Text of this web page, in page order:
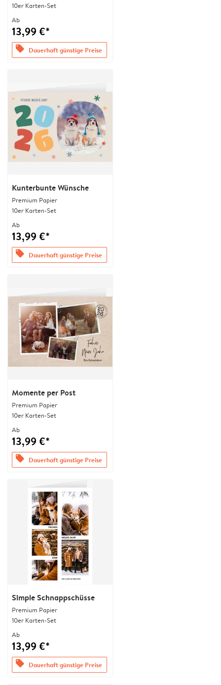
10er Karten-Set
Ab
13,99 €*
offers Dauerhaft günstige Preise
Kunterbunte Wünsche
Premium Papier
10er Karten-Set
Ab
13,99 €*
offers Dauerhaft günstige Preise
Momente per Post
Premium Papier
10er Karten-Set
Ab
13,99 €*
offers Dauerhaft günstige Preise
Simple Schnappschüsse
Premium Papier
10er Karten-Set
Ab
13,99 €*
offers Dauerhaft günstige Preise